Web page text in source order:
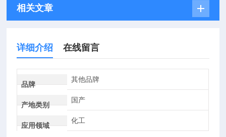
相关文章
详细介绍 在线留言
品牌
其他品牌
产地类别
国产
应用领域
化工